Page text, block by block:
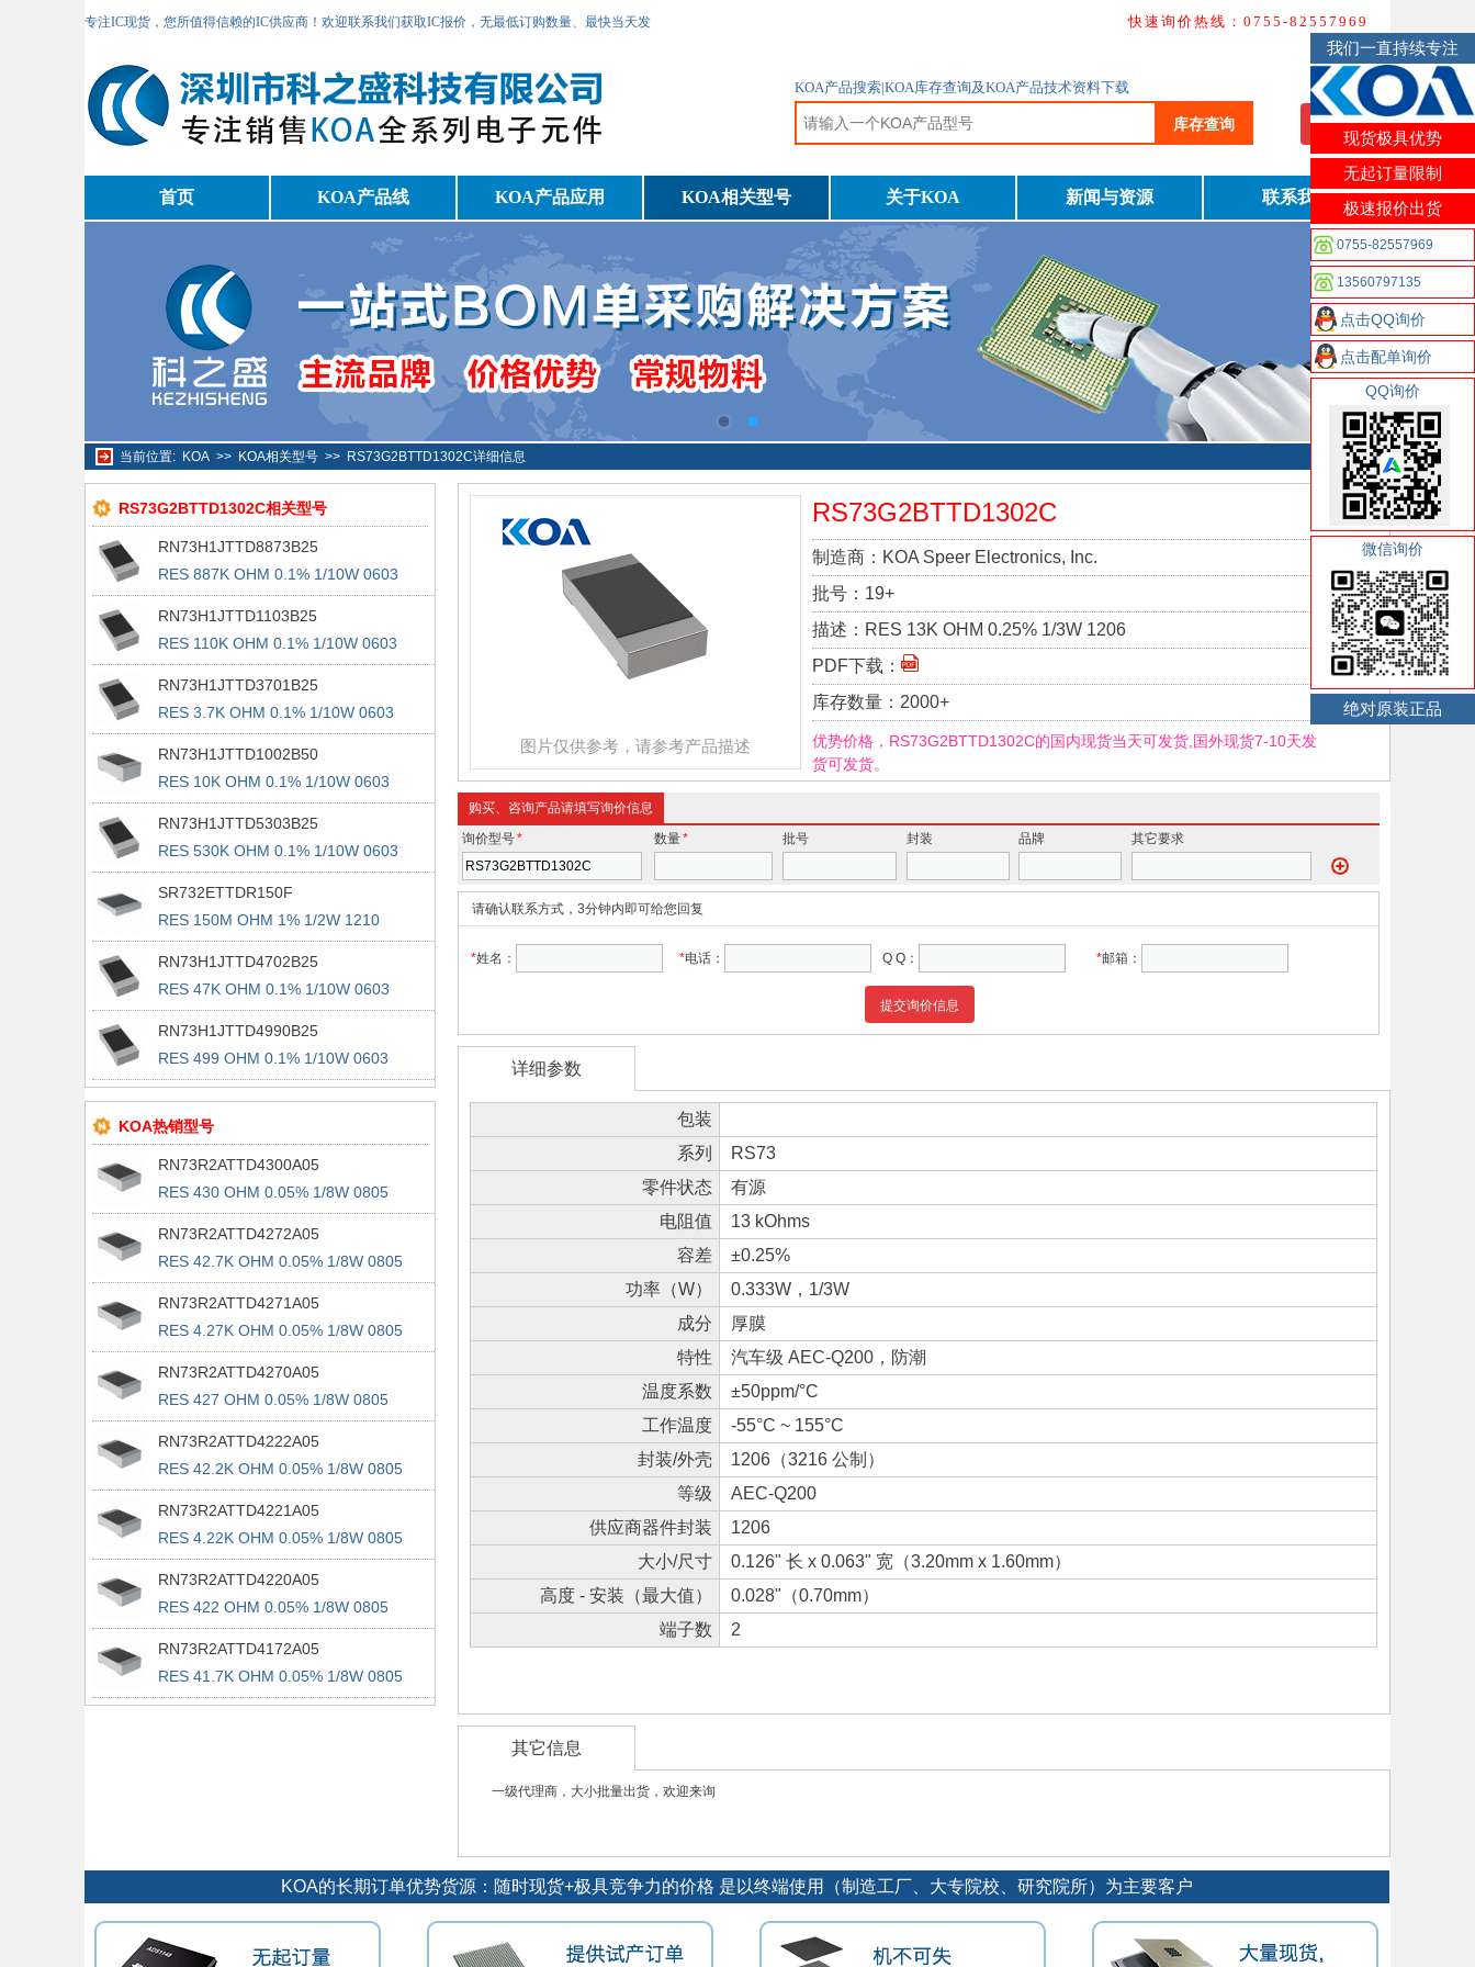
专注IC现货，您所值得信赖的IC供应商！欢迎联系我们获取IC报价，无最低订购数量、最快当天发 快速询价热线：0755-82557969
KOA产品搜索|KOA库存查询及KOA产品技术资料下载
库存查询 我要询价
首页 KOA产品线 KOA产品应用 KOA相关型号 关于KOA 新闻与资源 联系我们
当前位置: KOA >> KOA相关型号 >> RS73G2BTTD1302C详细信息
RS73G2BTTD1302C相关型号
RN73H1JTTD8873B25
RES 887K OHM 0.1% 1/10W 0603
RN73H1JTTD1103B25
RES 110K OHM 0.1% 1/10W 0603
RN73H1JTTD3701B25
RES 3.7K OHM 0.1% 1/10W 0603
RN73H1JTTD1002B50
RES 10K OHM 0.1% 1/10W 0603
RN73H1JTTD5303B25
RES 530K OHM 0.1% 1/10W 0603
SR732ETTDR150F
RES 150M OHM 1% 1/2W 1210
RN73H1JTTD4702B25
RES 47K OHM 0.1% 1/10W 0603
RN73H1JTTD4990B25
RES 499 OHM 0.1% 1/10W 0603
KOA热销型号
RN73R2ATTD4300A05
RES 430 OHM 0.05% 1/8W 0805
RN73R2ATTD4272A05
RES 42.7K OHM 0.05% 1/8W 0805
RN73R2ATTD4271A05
RES 4.27K OHM 0.05% 1/8W 0805
RN73R2ATTD4270A05
RES 427 OHM 0.05% 1/8W 0805
RN73R2ATTD4222A05
RES 42.2K OHM 0.05% 1/8W 0805
RN73R2ATTD4221A05
RES 4.22K OHM 0.05% 1/8W 0805
RN73R2ATTD4220A05
RES 422 OHM 0.05% 1/8W 0805
RN73R2ATTD4172A05
RES 41.7K OHM 0.05% 1/8W 0805
图片仅供参考，请参考产品描述
RS73G2BTTD1302C
制造商： KOA Speer Electronics, Inc.
批号： 19+
描述： RES 13K OHM 0.25% 1/3W 1206
PDF下载：
库存数量： 2000+
优势价格，RS73G2BTTD1302C的国内现货当天可发货,国外现货7-10天发
货可发货。
购买、咨询产品请填写询价信息
询价型号* 数量* 批号 封装 品牌 其它要求
请确认联系方式，3分钟内即可给您回复
*姓名： *电话： Q Q： *邮箱：
提交询价信息
详细参数
包装
系列
RS73
零件状态
有源
电阻值
13 kOhms
容差
±0.25%
功率（W）
0.333W，1/3W
成分
厚膜
特性
汽车级 AEC-Q200，防潮
温度系数
±50ppm/°C
工作温度
-55°C ~ 155°C
封装/外壳
1206（3216 公制）
等级
AEC-Q200
供应商器件封装
1206
大小/尺寸
0.126" 长 x 0.063" 宽（3.20mm x 1.60mm）
高度 - 安装（最大值）
0.028"（0.70mm）
端子数
2
其它信息
一级代理商，大小批量出货，欢迎来询
KOA的长期订单优势货源：随时现货+极具竞争力的价格 是以终端使用（制造工厂、大专院校、研究院所）为主要客户
我们一直持续专注
现货极具优势
无起订量限制
极速报价出货
0755-82557969
13560797135
点击QQ询价
点击配单询价
QQ询价
微信询价
绝对原装正品